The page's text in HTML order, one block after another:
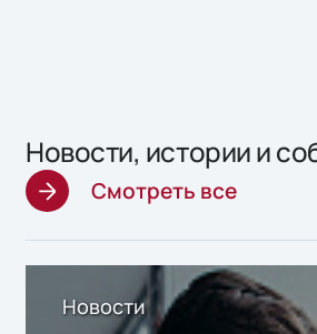
Новости, истории и
Смотреть все
Новости